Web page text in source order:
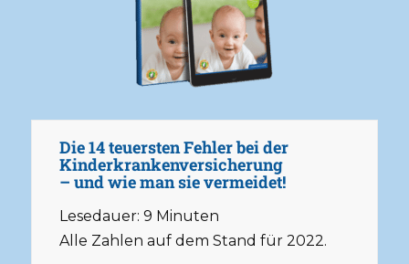
Die 14 teuersten Fehler bei der
Kinderkrankenversicherung
– und wie man sie vermeidet!
Lesedauer: 9 Minuten
Alle Zahlen auf dem Stand für 2022.